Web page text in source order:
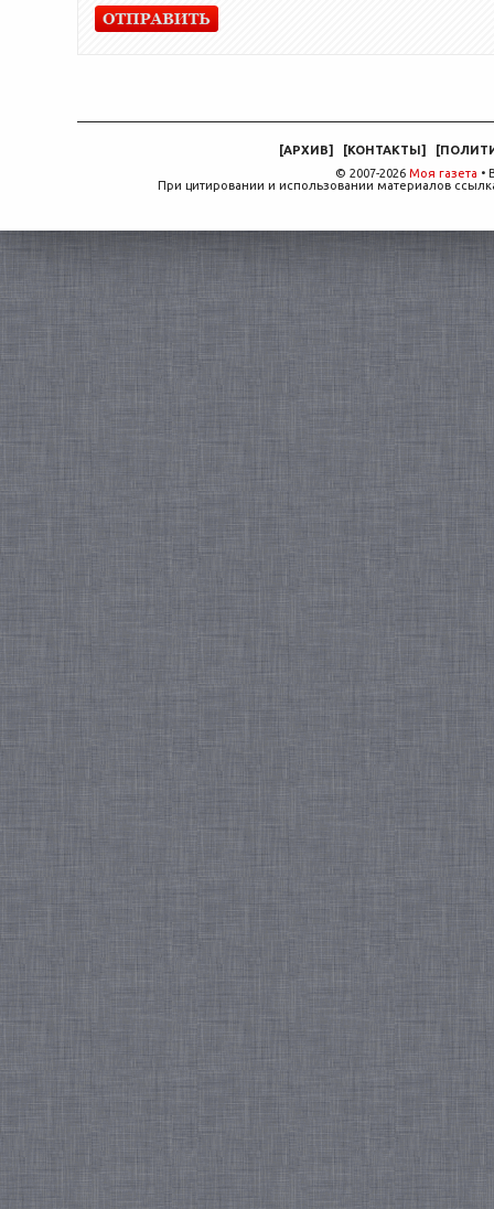
[АРХИВ] [КОНТАКТЫ] [
© 2007-2026 Моя газета •
При цитировании и использовании материалов